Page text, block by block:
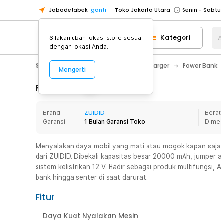
Jabodetabek ganti Toko Jakarta Utara
Toko Tangerang
Toko Cikupa
Pick n Go Jakarta Barat
Senin -
Pick n Go Bekasi
Senin - Jumat
Senin - Jumat
Senin -
Senin -
Toko Tangerang
Toko Cikupa
Pick n Go Jakarta Barat
Senin -
Senin - Jumat
Kategori
Smartphone & Tablet Baterai & Charger Power Bank
Rincian Produk
Brand
ZUIDID
Garansi
1 Bulan Garansi Toko
Menyalakan daya mobil yang mati atau mogok kapan
dari ZUIDID. Dibekali kapasitas besar 20000 mAh, jumper
sistem kelistrikan 12 V. Hadir sebagai produk multifungsi,
bank hingga senter di saat darurat.
Fitur
Daya Kuat Nyalakan Mesin
Silakan ubah lokasi store sesuai
dengan lokasi Anda.
Mengerti